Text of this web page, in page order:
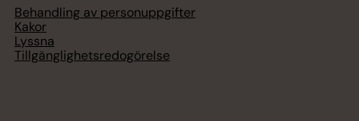
Behandling av personuppgifter
Kakor
Lyssna
Tillgänglighetsredogörelse